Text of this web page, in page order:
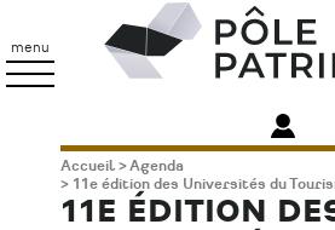
contenu
principal
menu
Patrimoine
Fil
d'Ariane
Accueil
Agenda
11e édition des Universités du
11E ÉDITION